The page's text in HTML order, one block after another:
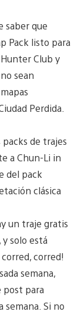
saber que
Pack listo para
Club y
sean
Perdida.
packs de trajes
a Chun-Li in
del pack
clásica
un traje gratis
solo está
corred!
semana,
post para
semana. Si no